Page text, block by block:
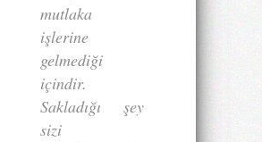
mutlaka
işlerine
gelmediği
içindir.
Sakladığı şey
sizi